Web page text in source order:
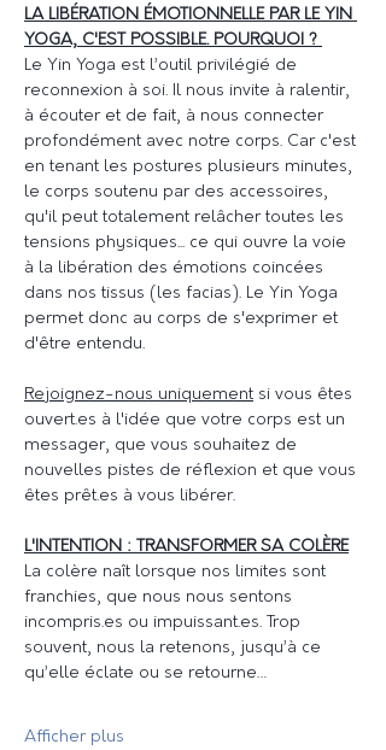
LA LIBÉRATION ÉMOTIONNELLE PAR LE YIN
YOGA, C'EST POSSIBLE. POURQUOI ?
Le Yin Yoga est l’outil privilégié de
reconnexion à soi. Il nous invite à ralentir,
à écouter et de fait, à nous connecter
profondément avec notre corps. Car c'est
en tenant les postures plusieurs minutes,
le corps soutenu par des accessoires,
qu'il peut totalement relâcher toutes les
tensions physiques... ce qui ouvre la voie
à la libération des émotions coincées
dans nos tissus (les facias). Le Yin Yoga
permet donc au corps de s'exprimer et
d'être entendu.
Rejoignez-nous uniquement si vous êtes
ouvert.es à l'idée que votre corps est un
messager, que vous souhaitez de
nouvelles pistes de réflexion et que vous
êtes prêt.es à vous libérer.
L'INTENTION : TRANSFORMER SA COLÈRE
La colère naît lorsque nos limites sont
franchies, que nous nous sentons
incompris.es ou impuissant.es. Trop
souvent, nous la retenons, jusqu’à ce
qu’elle éclate ou se retourne…
Afficher plus